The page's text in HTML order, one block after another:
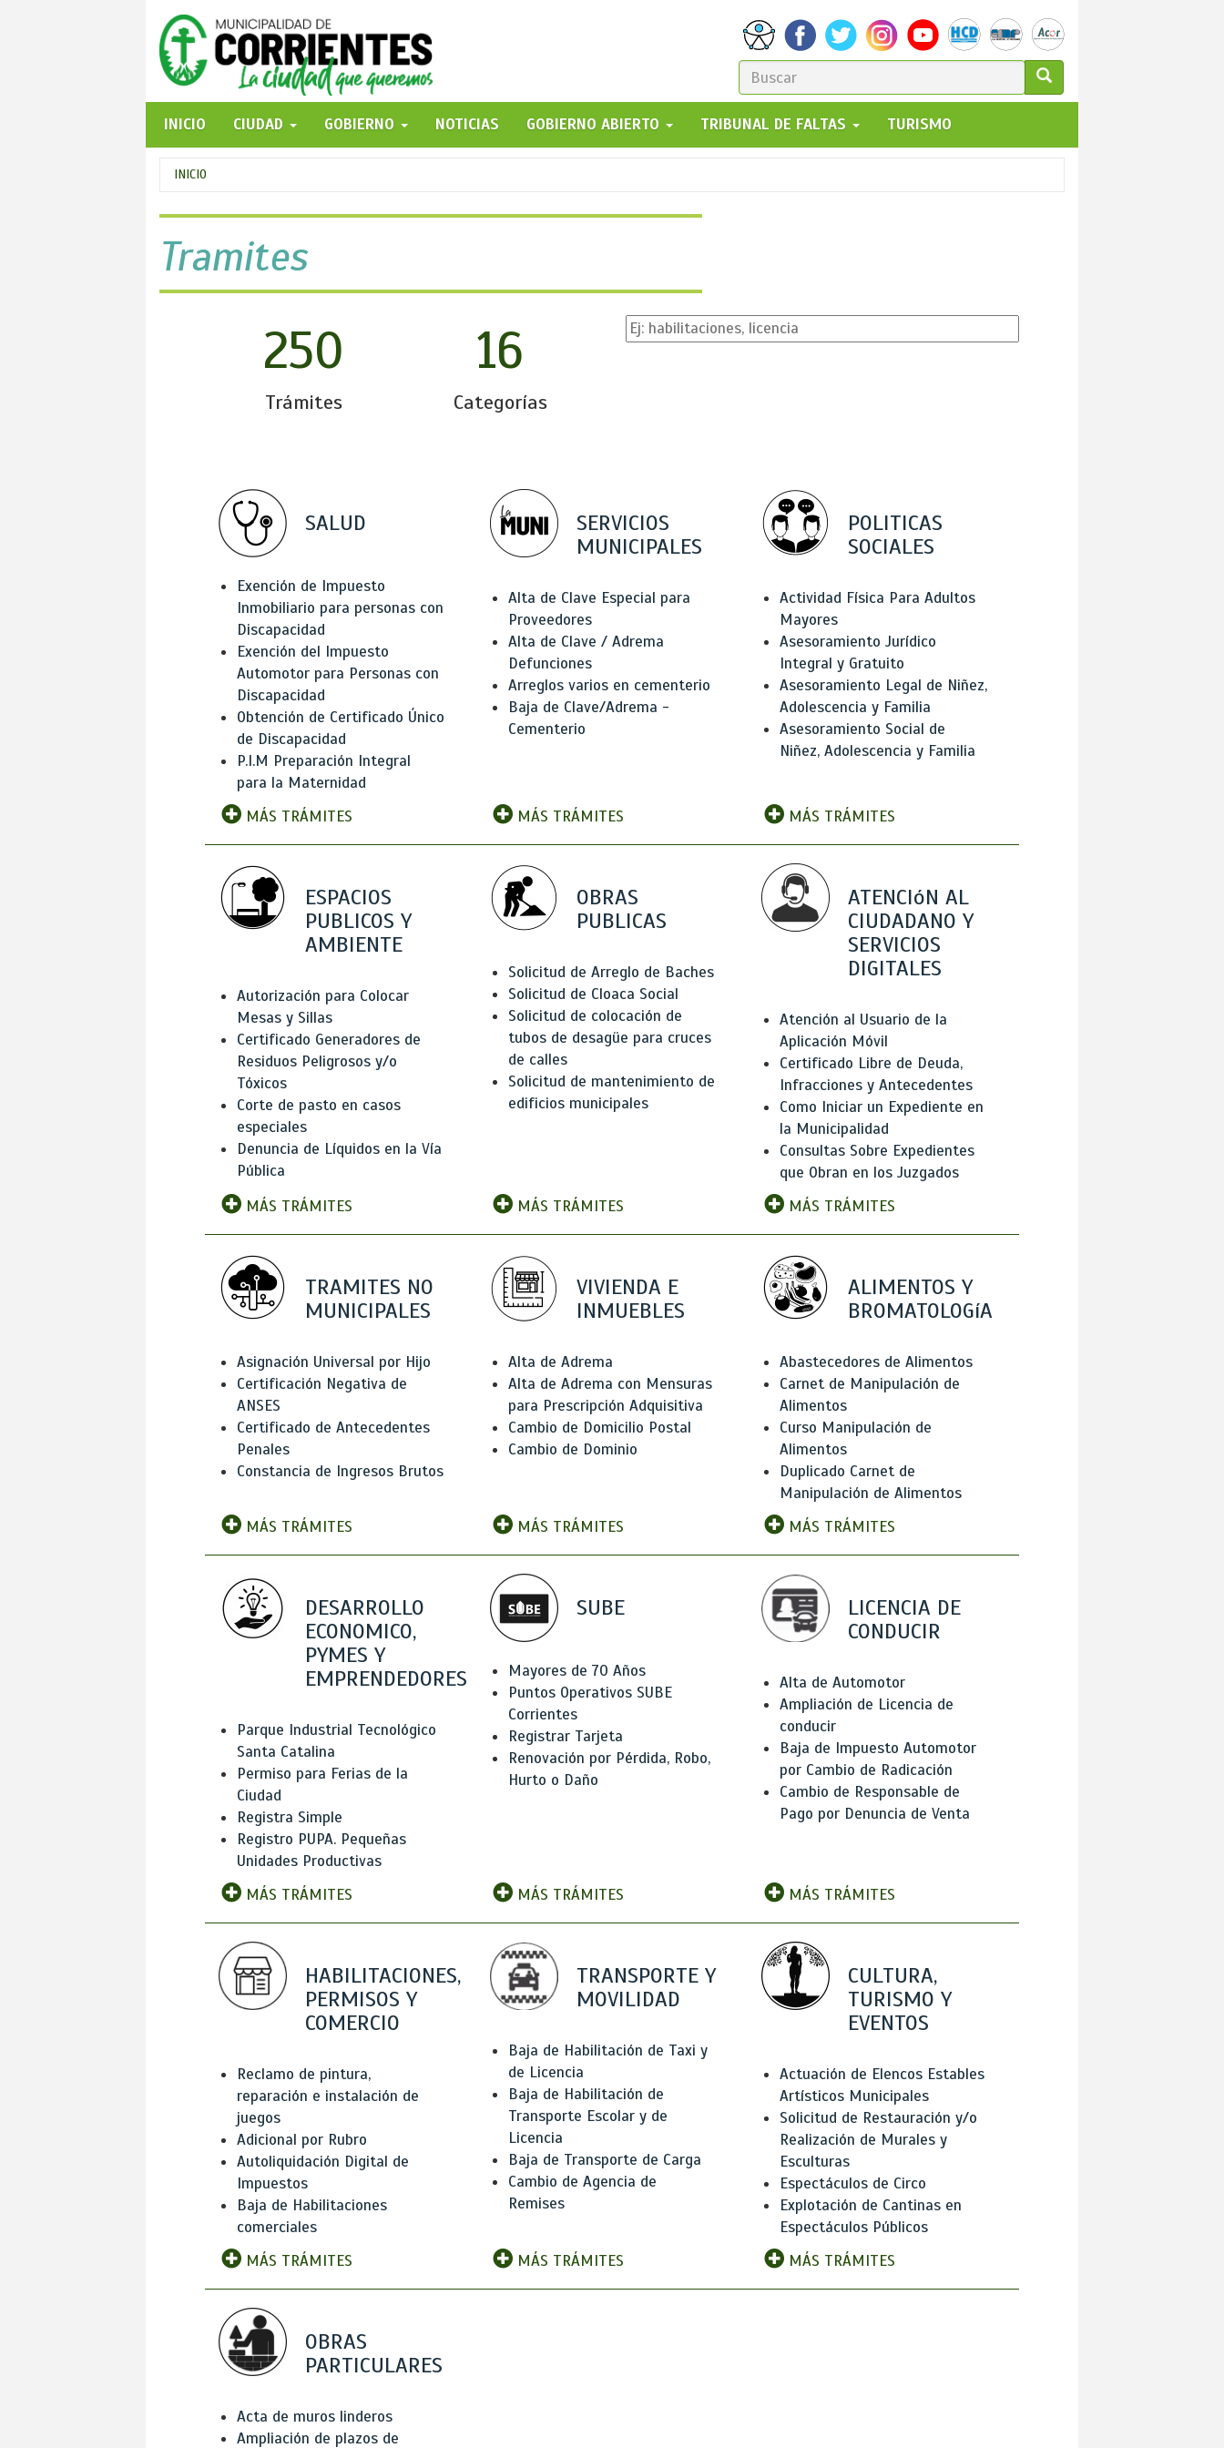
FORMULARIO
DE
BÚSQUEDA
GO!
INICIO
CIUDAD GOBIERNO NOTICIAS GOBIERNO ABIERTO TRIBUNAL DE FALTAS TURISMO
Se
encuentra
usted
aquí
INICIO
Tramites
250
Trámites
16
Categorías
SALUD
Exención de Impuesto
Inmobiliario para personas con
Discapacidad
Exención del Impuesto
Automotor para Personas con
Discapacidad
Obtención de Certificado Único
de Discapacidad
P.I.M Preparación Integral
para la Maternidad
MÁS TRÁMITES
SERVICIOS
MUNICIPALES
Alta de Clave Especial para
Proveedores
Alta de Clave / Adrema
Defunciones
Arreglos varios en cementerio
Baja de Clave/Adrema -
Cementerio
MÁS TRÁMITES
POLITICAS
SOCIALES
Actividad Física Para Adultos
Mayores
Asesoramiento Jurídico
Integral y Gratuito
Asesoramiento Legal de Niñez,
Adolescencia y Familia
Asesoramiento Social de
Niñez, Adolescencia y Familia
MÁS TRÁMITES
ESPACIOS
PUBLICOS Y
AMBIENTE
Autorización para Colocar
Mesas y Sillas
Certificado Generadores de
Residuos Peligrosos y/o
Tóxicos
Corte de pasto en casos
especiales
Denuncia de Líquidos en la Vía
Pública
MÁS TRÁMITES
OBRAS
PUBLICAS
Solicitud de Arreglo de Baches
Solicitud de Cloaca Social
Solicitud de colocación de
tubos de desagüe para cruces
de calles
Solicitud de mantenimiento de
edificios municipales
MÁS TRÁMITES
ATENCIóN AL
CIUDADANO Y
SERVICIOS
DIGITALES
Atención al Usuario de la
Aplicación Móvil
Certificado Libre de Deuda,
Infracciones y Antecedentes
Como Iniciar un Expediente en
la Municipalidad
Consultas Sobre Expedientes
que Obran en los Juzgados
MÁS TRÁMITES
TRAMITES NO
MUNICIPALES
Asignación Universal por Hijo
Certificación Negativa de
ANSES
Certificado de Antecedentes
Penales
Constancia de Ingresos Brutos
MÁS TRÁMITES
VIVIENDA E
INMUEBLES
Alta de Adrema
Alta de Adrema con Mensuras
para Prescripción Adquisitiva
Cambio de Domicilio Postal
Cambio de Dominio
MÁS TRÁMITES
ALIMENTOS Y
BROMATOLOGíA
Abastecedores de Alimentos
Carnet de Manipulación de
Alimentos
Curso Manipulación de
Alimentos
Duplicado Carnet de
Manipulación de Alimentos
MÁS TRÁMITES
DESARROLLO
ECONOMICO,
PYMES Y
EMPRENDEDORES
Parque Industrial Tecnológico
Santa Catalina
Permiso para Ferias de la
Ciudad
Registra Simple
Registro PUPA. Pequeñas
Unidades Productivas
MÁS TRÁMITES
SUBE
Mayores de 70 Años
Puntos Operativos SUBE
Corrientes
Registrar Tarjeta
Renovación por Pérdida, Robo,
Hurto o Daño
MÁS TRÁMITES
LICENCIA DE
CONDUCIR
Alta de Automotor
Ampliación de Licencia de
conducir
Baja de Impuesto Automotor
por Cambio de Radicación
Cambio de Responsable de
Pago por Denuncia de Venta
MÁS TRÁMITES
HABILITACIONES,
PERMISOS Y
COMERCIO
Reclamo de pintura,
reparación e instalación de
juegos
Adicional por Rubro
Autoliquidación Digital de
Impuestos
Baja de Habilitaciones
comerciales
MÁS TRÁMITES
TRANSPORTE Y
MOVILIDAD
Baja de Habilitación de Taxi y
de Licencia
Baja de Habilitación de
Transporte Escolar y de
Licencia
Baja de Transporte de Carga
Cambio de Agencia de
Remises
MÁS TRÁMITES
CULTURA,
TURISMO Y
EVENTOS
Actuación de Elencos Estables
Artísticos Municipales
Solicitud de Restauración y/o
Realización de Murales y
Esculturas
Espectáculos de Circo
Explotación de Cantinas en
Espectáculos Públicos
MÁS TRÁMITES
OBRAS
PARTICULARES
Acta de muros linderos
Ampliación de plazos de